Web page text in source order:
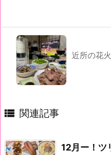
近所の花
 関連記事
12月ー！